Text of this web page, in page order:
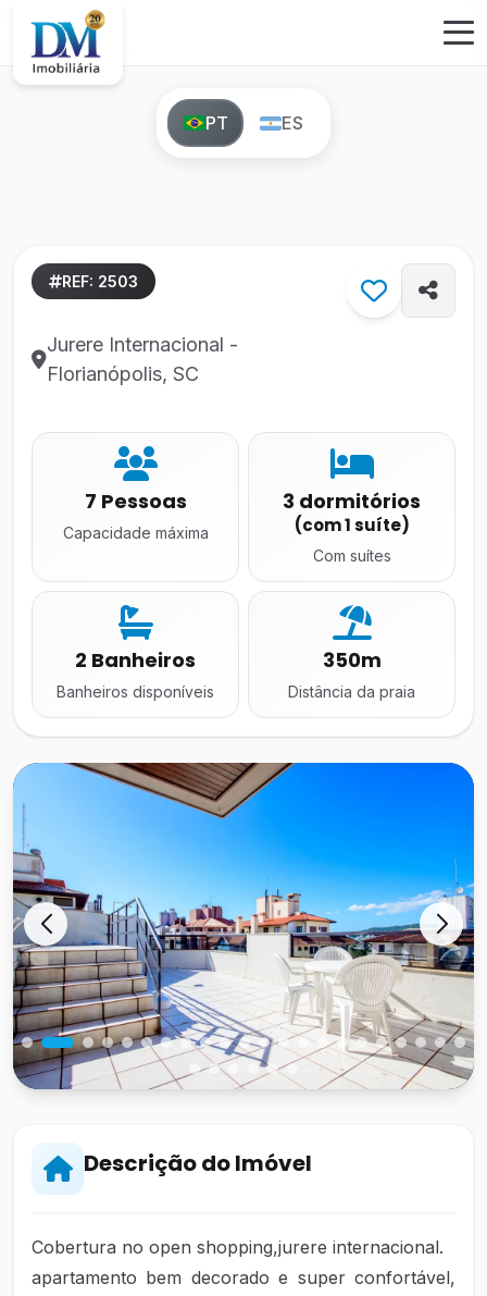
PT ES
REF: 2503
Jurere Internacional -
Florianópolis, SC
7 Pessoas
Capacidade máxima
3 dormitórios
(com 1 suíte)
Com suítes
2 Banheiros
Banheiros disponíveis
350m
Distância da praia
Descrição do Imóvel
Cobertura no open shopping,jurere internacional.
apartamento bem decorado e super confortável,